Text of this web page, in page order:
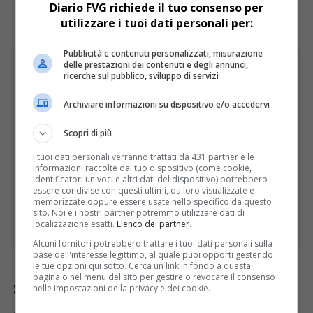
1.082.
Si registrano 3 decessi in più rispetto alla
Diario FVG richiede il tuo consenso per
utilizzare i tuoi dati personali per:
Pubblicità e contenuti personalizzati, misurazione
delle prestazioni dei contenuti e degli annunci,
ricerche sul pubblico, sviluppo di servizi
Archiviare informazioni su dispositivo e/o accedervi
Scopri di più
I tuoi dati personali verranno trattati da 431 partner e le
informazioni raccolte dal tuo dispositivo (come cookie,
identificatori univoci e altri dati del dispositivo) potrebbero
essere condivise con questi ultimi, da loro visualizzate e
memorizzate oppure essere usate nello specifico da questo
sito. Noi e i nostri partner potremmo utilizzare dati di
localizzazione esatti. Elenco dei partner.
Alcuni fornitori potrebbero trattare i tuoi dati personali sulla
base dell'interesse legittimo, al quale puoi opporti gestendo
le tue opzioni qui sotto. Cerca un link in fondo a questa
pagina o nel menu del sito per gestire o revocare il consenso
nelle impostazioni della privacy e dei cookie.